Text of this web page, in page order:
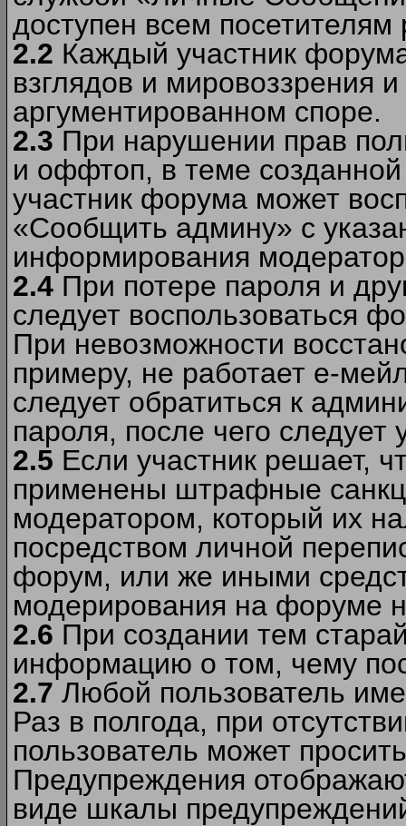
доступен всем посетителям
2.2 Каждый участник
взглядов и мировоззрения
аргументированном споре.
2.3 При нарушении прав
и оффтоп, в теме
участник форума может
«Сообщить админу» с
информирования
2.4 При потере пароля и
следует воспользоваться
При невозможности
примеру, не работает е-
следует обратиться к
пароля, после чего следует
2.5 Если участник решает,
применены штрафные
модератором, который их
посредством личной
форум, или же иными
модерирования на форуме
2.6 При создании тем
информацию о том, чему
2.7 Любой пользователь
Раз в полгода, при
пользователь может
Предупреждения
виде шкалы